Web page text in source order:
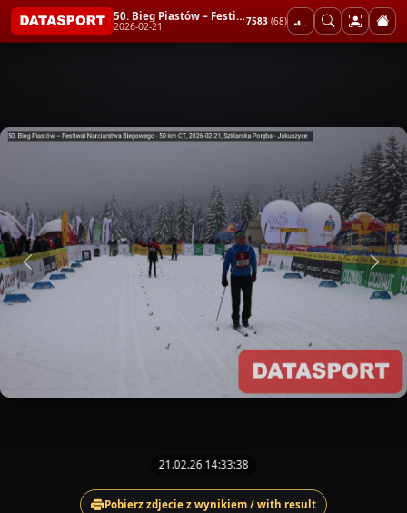
50. Bieg Piastów – Festiwal Narciarstwa Biegowego - 50 km CT
2026-02-21 7583 (68)
21.02.26 14:33:38
Pobierz zdjecie z wynikiem / with result